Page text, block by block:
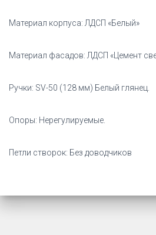
Материал корпуса: ЛДСП «Белый»
Материал фасадов: ЛДСП «Цемент
Ручки: SV-50 (128 мм) Белый глянец.
Опоры: Нерегулируемые.
Петли створок: Без доводчиков